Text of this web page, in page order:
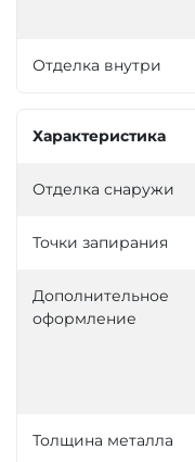
Отделка внутри
Характеристика
Отделка снаружи
Точки запирания
Дополнительное
оформление
Толщина металла